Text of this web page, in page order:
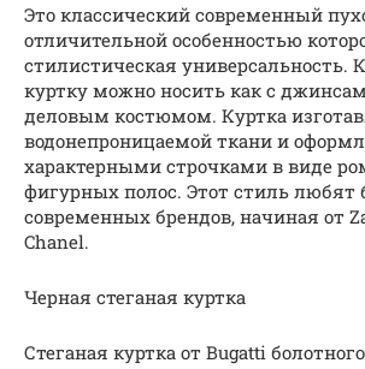
Это классический современный
отличительной особенностью
стилистическая универсальность.
куртку можно носить как с
деловым костюмом. Куртка
водонепроницаемой ткани и
характерными строчками в виде
фигурных полос. Этот стиль любят
современных брендов, начиная от
Chanel.
Черная стеганая куртка
Стеганая куртка от Bugatti